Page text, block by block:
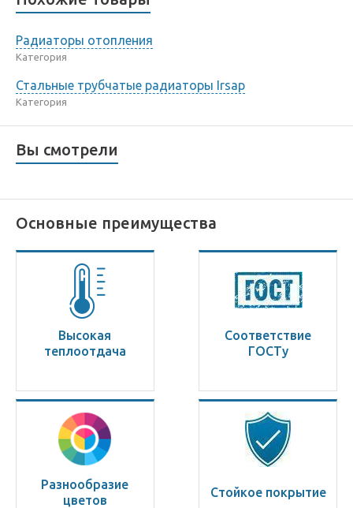
Радиаторы отопления
Категория
Стальные трубчатые радиаторы Irsap
Категория
Вы смотрели
Основные преимущества
Высокая
теплоотдача
Соответствие
ГОСТу
Разнообразие
цветов
Стойкое покрытие